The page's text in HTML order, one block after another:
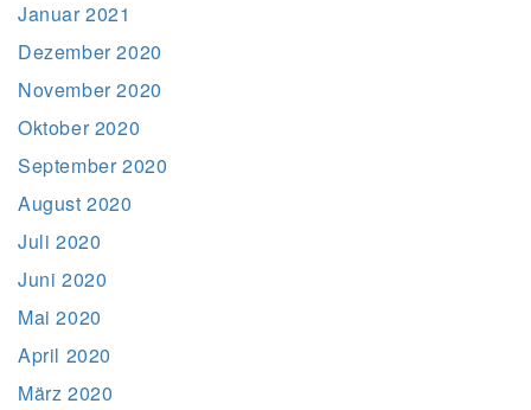
Januar 2021
Dezember 2020
November 2020
Oktober 2020
September 2020
August 2020
Juli 2020
Juni 2020
Mai 2020
April 2020
März 2020